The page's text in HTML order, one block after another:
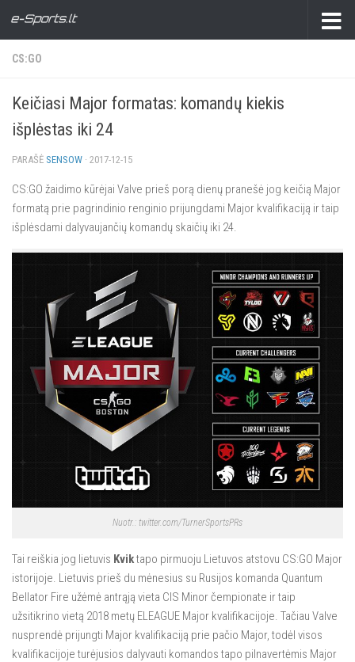
CS:GO
Keičiasi Major formatas: komandų kiekis
išplėstas iki 24
PARAŠĖ SENSOW · 2017-12-15
CS:GO žaidimo kūrėjai Valve prieš porą dienų pranešė jog keičią Major
formatą prie pagrindinio renginio prijungdami Major kvalifikaciją ir taip
išplėsdami dalyvaujančių komandų skaičių iki 24.
Nuotr.: twitter.com/TurnerSportsPRs
Tai reiškia jog lietuvis Kviktapo pirmuoju Lietuvos atstovu CS:GO Major
istorijoje. Lietuvis prieš du mėnesius su Rusijos komanda Quantum
Bellator Fire užėmė antrąją vieta CIS Minor čempionate ir taip
užsitikrino vietą 2018 metų ELEAGUE Major kvalifikacijoje. Tačiau Valve
nusprendė prijungti Major kvalifikaciją prie pačio Major, todėl visos
kvalifikacijoje turėjusios dalyvauti komandos tapo pilnavertėmis Major